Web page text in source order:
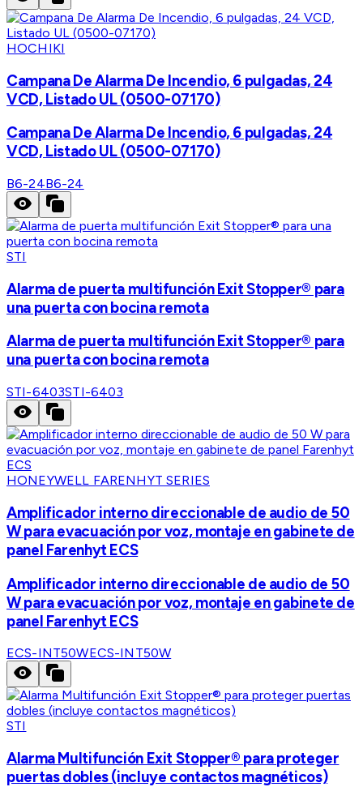
HOCHIKI
Campana De Alarma De Incendio, 6 pulgadas, 24
VCD, Listado UL (0500-07170)
Campana De Alarma De Incendio, 6 pulgadas, 24
VCD, Listado UL (0500-07170)
B6-24B6-24
STI
Alarma de puerta multifunción Exit Stopper® para
una puerta con bocina remota
Alarma de puerta multifunción Exit Stopper® para
una puerta con bocina remota
STI-6403STI-6403
HONEYWELL FARENHYT SERIES
Amplificador interno direccionable de audio de 50
W para evacuación por voz, montaje en gabinete de
panel Farenhyt ECS
Amplificador interno direccionable de audio de 50
W para evacuación por voz, montaje en gabinete de
panel Farenhyt ECS
ECS-INT50WECS-INT50W
STI
Alarma Multifunción Exit Stopper® para proteger
puertas dobles (incluye contactos magnéticos)